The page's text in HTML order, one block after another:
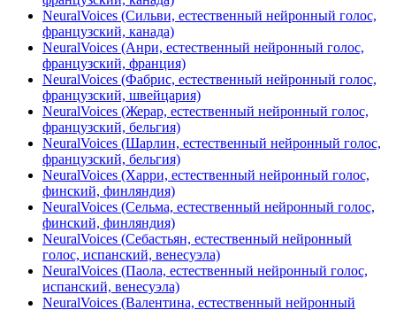
NeuralVoices (Сильви, естественный нейронный голос,
французский, канада)
NeuralVoices (Анри, естественный нейронный голос,
французский, франция)
NeuralVoices (Фабрис, естественный нейронный голос,
французский, швейцария)
NeuralVoices (Жерар, естественный нейронный голос,
французский, бельгия)
NeuralVoices (Шарлин, естественный нейронный голос,
французский, бельгия)
NeuralVoices (Харри, естественный нейронный голос,
финский, финляндия)
NeuralVoices (Сельма, естественный нейронный голос,
финский, финляндия)
NeuralVoices (Себастьян, естественный нейронный
голос, испанский, венесуэла)
NeuralVoices (Паола, естественный нейронный голос,
испанский, венесуэла)
NeuralVoices (Валентина, естественный нейронный